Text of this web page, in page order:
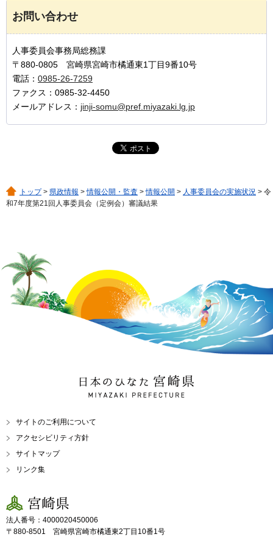
お問い合わせ
人事委員会事務局総務課
〒880-0805 宮崎県宮崎市橘通東1丁目9番10号
電話： 0985-26-7259
ファクス：0985-32-4450
メールアドレス： jinji-somu@pref.miyazaki.lg.jp
トップ> 県政情報 >情報公開・監査 >情報公開 > 人事委員会の実施状況 > 令
和7年度第21回人事委員会（定例会）審議結果
日本のひなた 宮崎県
MIYAZAKI PREFECTURE
サイトのご利用について
アクセシビリティ方針
サイトマップ
リンク集
宮崎県
法人番号：4000020450006
〒880-8501 宮崎県宮崎市橘通東2丁目10番1号